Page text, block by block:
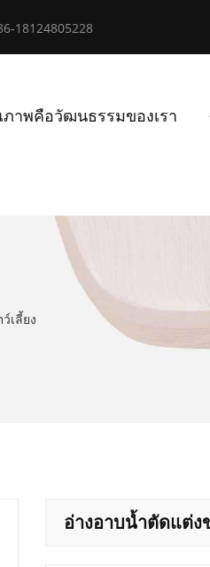
18124805228
าพคือวัฒนธรรมของเรา
เลี้ยง
อ่างอาบน้ำตัดแต่ง